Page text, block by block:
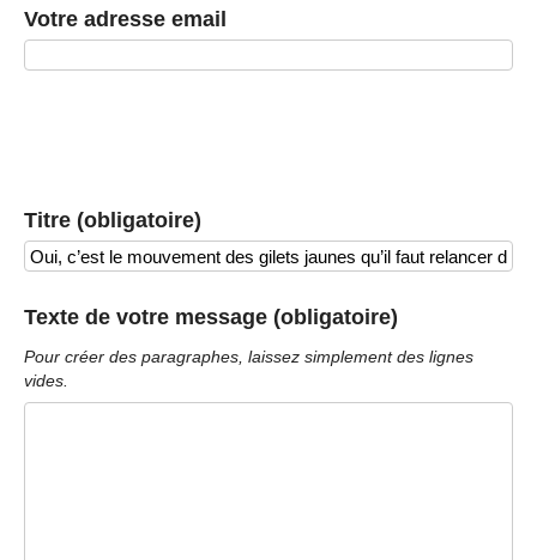
Votre adresse email
Titre (obligatoire)
Texte de votre message (obligatoire)
Pour créer des paragraphes, laissez simplement des lignes
vides.